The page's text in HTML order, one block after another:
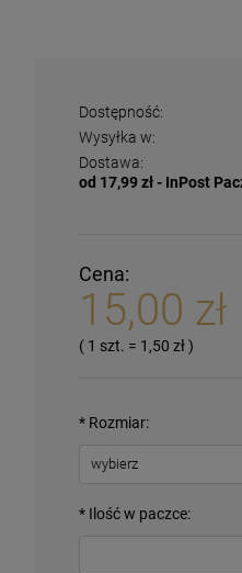
Dostępność:
Wysyłka w:
Dostawa:
od 17,99 zł- InPost
Cena:
15,00 zł
( 1 szt. = 1,50 zł)
* Rozmiar:
* Ilość w paczce: